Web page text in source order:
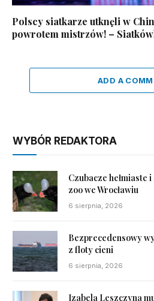
Polscy siatkarze utknęli w
powrotem mistrzów! –
ADD A
WYBÓR REDAKTORA
Czubacze hełmiaste
zoo we Wrocławiu
6 sierpnia, 2026
Bezprecedensowy
z floty cieni
6 sierpnia, 2026
Izabela Leszczyna